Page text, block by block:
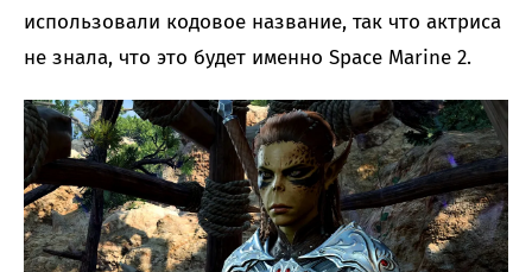
использовали кодовое название, так что актриса
не знала, что это будет именно Space Marine 2.